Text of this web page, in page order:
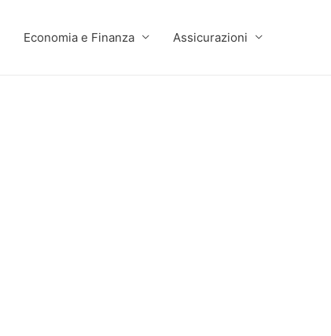
Economia e Finanza Assicurazioni